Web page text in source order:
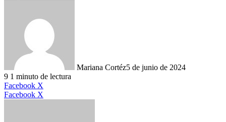
Mariana Cortéz5 de junio de 2024
9 1 minuto de lectura
Facebook X
Facebook X